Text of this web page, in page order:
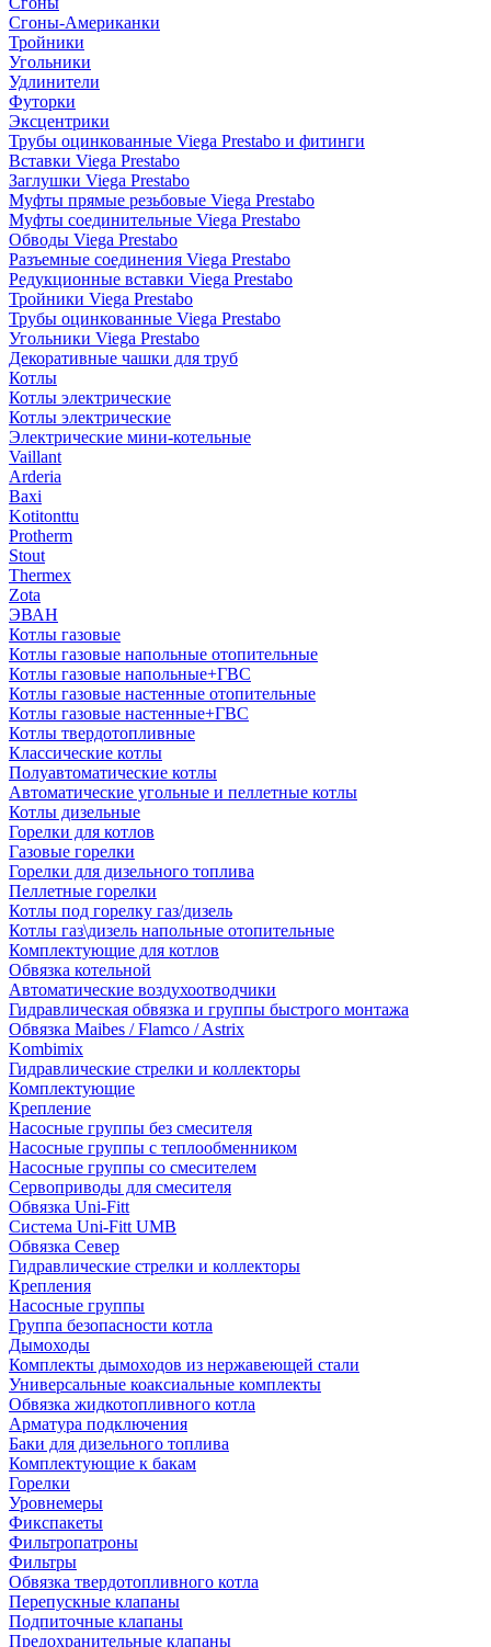
Сгоны-Американки
Тройники
Угольники
Удлинители
Футорки
Эксцентрики
Трубы оцинкованные Viega Prestabo и фитинги
Вставки Viega Prestabo
Заглушки Viega Prestabo
Муфты прямые резьбовые Viega Prestabo
Муфты соединительные Viega Prestabo
Обводы Viega Prestabo
Разъемные соединения Viega Prestabo
Редукционные вставки Viega Prestabo
Тройники Viega Prestabo
Трубы оцинкованные Viega Prestabo
Угольники Viega Prestabo
Декоративные чашки для труб
Котлы
Котлы электрические
Котлы электрические
Электрические мини-котельные
Vaillant
Arderia
Baxi
Kotitonttu
Protherm
Stout
Thermex
Zota
ЭВАН
Котлы газовые
Котлы газовые напольные отопительные
Котлы газовые напольные+ГВС
Котлы газовые настенные отопительные
Котлы газовые настенные+ГВС
Котлы твердотопливные
Классические котлы
Полуавтоматические котлы
Автоматические угольные и пеллетные котлы
Котлы дизельные
Горелки для котлов
Газовые горелки
Горелки для дизельного топлива
Пеллетные горелки
Котлы под горелку газ/дизель
Котлы газ\дизель напольные отопительные
Комплектующие для котлов
Обвязка котельной
Автоматические воздухоотводчики
Гидравлическая обвязка и группы быстрого монтажа
Обвязка Maibes / Flamco / Astrix
Kombimix
Гидравлические стрелки и коллекторы
Комплектующие
Крепление
Насосные группы без смесителя
Насосные группы с теплообменником
Насосные группы со смесителем
Сервоприводы для смесителя
Обвязка Uni-Fitt
Система Uni-Fitt UMB
Обвязка Север
Гидравлические стрелки и коллекторы
Крепления
Насосные группы
Группа безопасности котла
Дымоходы
Комплекты дымоходов из нержавеющей стали
Универсальные коаксиальные комплекты
Обвязка жидкотопливного котла
Арматура подключения
Баки для дизельного топлива
Комплектующие к бакам
Горелки
Уровнемеры
Фикспакеты
Фильтропатроны
Фильтры
Обвязка твердотопливного котла
Перепускные клапаны
Подпиточные клапаны
Предохранительные клапаны